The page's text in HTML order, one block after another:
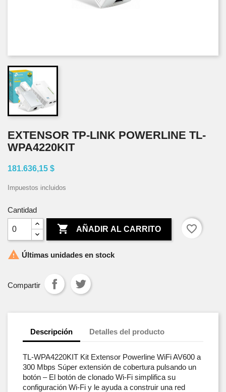
EXTENSOR TP-LINK POWERLINE TL-
WPA4220KIT
181.636,15 $
Impuestos incluidos
Cantidad
 AÑADIR AL CARRITO favorite_border
 Últimas unidades en stock
Compartir
Descripción Detalles del producto
TL-WPA4220KIT Kit Extensor Powerline WiFi AV600 a
300 Mbps Súper extensión de cobertura pulsando un
botón – El botón de clonado Wi-Fi simplifica su
configuración Wi-Fi y le ayuda a construir una red